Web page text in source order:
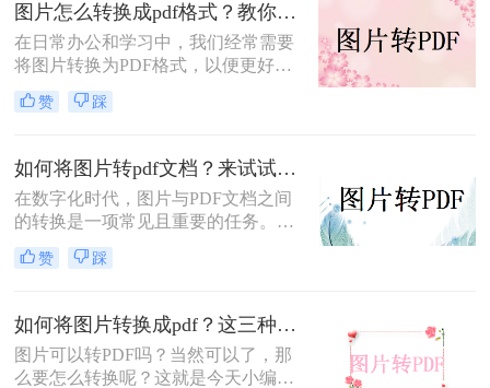
式的方法，供您参考。
图片怎么转换成pdf格式？教你3种方法，轻松搞定！
在日常办公和学习中，我们经常需要
将图片转换为PDF格式，以便更好地
保存、分享和打印。那么图片怎么转
换成PDF格式呢？下面将介绍三种简
片到PDF的转换。
赞 踩
如何将图片转pdf文档？来试试这三种方法吧！
​在数字化时代，图片与PDF文档之间
的转换是一项常见且重要的任务。无
论是出于存档、分享还是打印的需
要，将图片转换为PDF文档都能提供
呢？本文将详细介绍几种实现图片转
PDF的方法，帮助读者轻松完成转换
过程。
赞 踩
如何将图片转换成pdf？这三种方法可轻松完成转换！
图片可以转PDF吗？当然可以了，那
么要怎么转换呢？这就是今天小编要